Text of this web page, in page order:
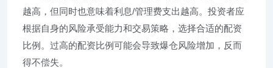
越高，但同时也意味着利息/管理费支出越高。投资者应
根据自身的风险承受能力和交易策略，选择合适的配资
比例。过高的配资比例可能会导致爆仓风险增加，反而
得不偿失。